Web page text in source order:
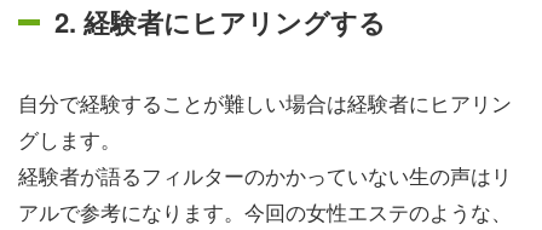
2. 経験者にヒアリングする
自分で経験することが難しい場合は経験者にヒアリン
グします。
経験者が語るフィルターのかかっていない生の声はリ
アルで参考になります。今回の女性エステのような、